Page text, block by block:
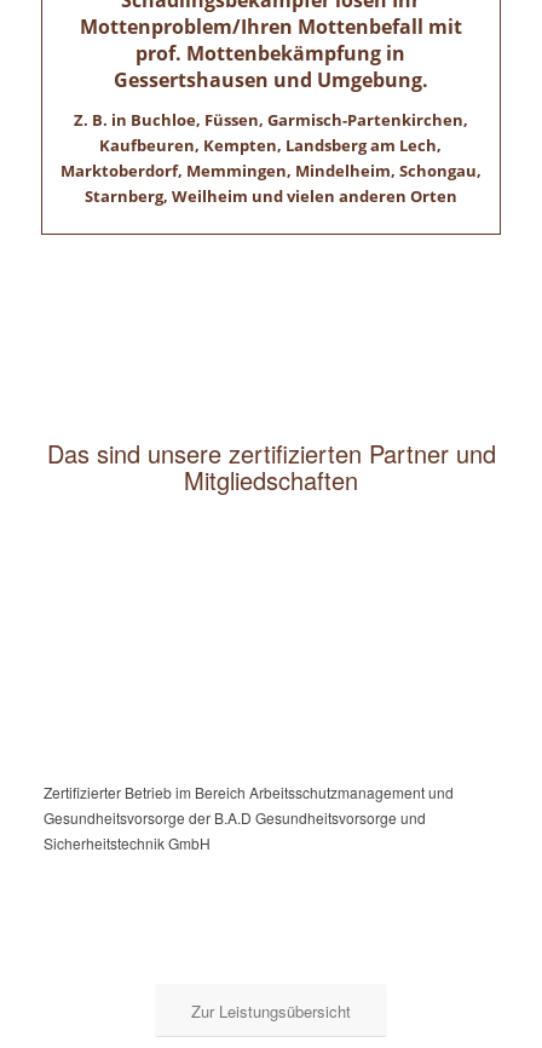
Mottenproblem/Ihren Mottenbefall mit
prof. Mottenbekämpfung in
Gessertshausen und Umgebung.
Z. B. in Buchloe, Füssen, Garmisch-Partenkirchen,
Kaufbeuren, Kempten, Landsberg am Lech,
Marktoberdorf, Memmingen, Mindelheim, Schongau,
Starnberg, Weilheim und vielen anderen Orten
Das sind unsere zertifizierten Partner und
Mitgliedschaften
Zertifizierter Betrieb im Bereich Arbeitsschutzmanagement und
Gesundheitsvorsorge der B.A.D Gesundheitsvorsorge und
Sicherheitstechnik GmbH
Zur Leistungsübersicht